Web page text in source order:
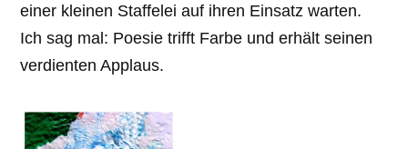
einer kleinen Staffelei auf ihren Einsatz warten.
Ich sag mal: Poesie trifft Farbe und erhält seinen
verdienten Applaus.